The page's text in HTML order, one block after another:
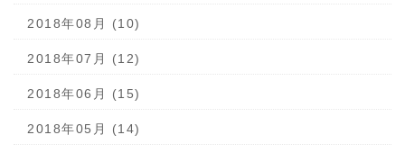
2018年08月 (10)
2018年07月 (12)
2018年06月 (15)
2018年05月 (14)